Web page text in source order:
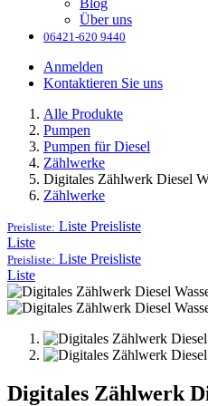
Über uns
06421-620 9440
Anmelden
Kontaktieren Sie uns
Alle Produkte
Pumpen
Pumpen für Diesel
Zählwerke
Digitales Zählwerk Diesel
Zählwerke
Preisliste: Liste Preisliste
Liste
Preisliste: Liste Preisliste
Liste
Digitales Zählwerk